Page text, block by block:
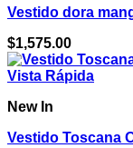
Vestido dora
$1,575.00
Vista Rápida
New In
Vestido Toscana